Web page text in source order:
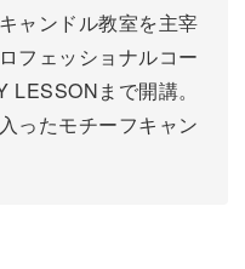
ャンドル教室を主宰
フェッショナルコー
まで開講。
ったモチーフキャン